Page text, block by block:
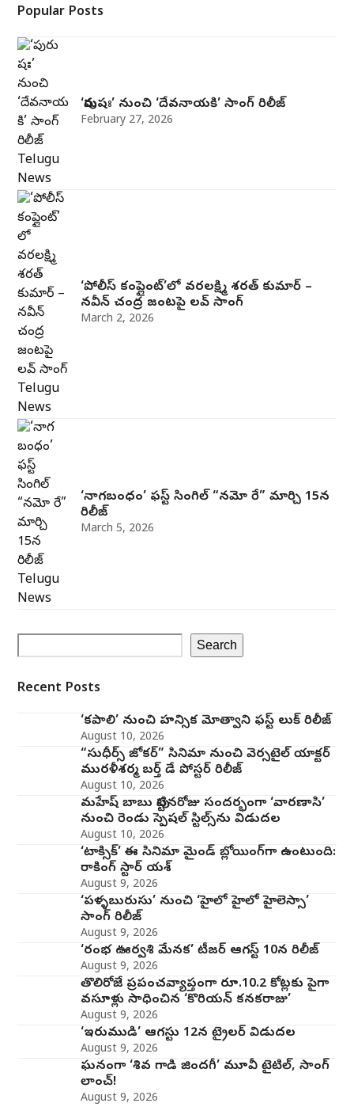
Popular Posts
‘పురుషః’ నుంచి ‘దేవనాయకి’ సాంగ్‌ రిలీజ్‌
February 27, 2026
‘పోలీస్ కంప్లైంట్’లో వరలక్ష్మి శరత్ కుమార్ –
నవీన్ చంద్ర జంట‌పై ల‌వ్ సాంగ్
March 2, 2026
‘నాగబంధం’ ఫస్ట్ సింగిల్ “నమో రే” మార్చి 15న
రిలీజ్
March 5, 2026
Search
Recent Posts
‘కపాలి’ నుంచి హన్సిక మోత్వాని ఫస్ట్ లుక్ రిలీజ్
August 10, 2026
“సుధీర్స్ జోకర్” సినిమా నుంచి వెర్సటైల్ యాక్టర్
మురళీశర్మ బర్త్ డే పోస్టర్ రిలీజ్
August 10, 2026
మహేష్ బాబు పుట్టినరోజు సందర్భంగా ‘వారణాసి’
నుంచి రెండు స్పెషల్ స్టిల్స్‌ను విడుదల
August 10, 2026
‘టాక్సిక్’ ఈ సినిమా మైండ్ బ్లోయింగ్‌గా ఉంటుంది:
రాకింగ్ స్టార్ యశ్
August 9, 2026
‘పళ్ళబురుసు’ నుంచి ‘హైలో హైలో హైలెస్సా’
సాంగ్ రిలీజ్
August 9, 2026
‘రంభ ఊర్వశి మేనక’ టీజర్ ఆగస్ట్ 10న రిలీజ్
August 9, 2026
తొలిరోజే ప్రపంచవ్యాప్తంగా రూ.10.2 కోట్లకు పైగా
వసూళ్లు సాధించిన ‘కొరియన్ కనకరాజు’
August 9, 2026
‘ఇరుముడి’ ఆగస్టు 12న ట్రైలర్ విడుదల
August 9, 2026
ఘనంగా ‘శివ గాడి జింద‌గీ’ మూవీ టైటిల్, సాంగ్
లాంచ్!
August 9, 2026